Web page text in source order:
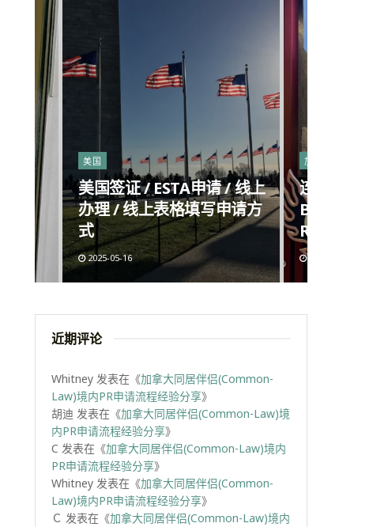
美国
美国签证 / ESTA申请 / 线上
办理 / 线上表格填写申请方
式
2025-05-16
加拿大
连锁麻辣烫
Big Way
Richmond
2025-05-09
近期评论
Whitney 发表在《加拿大同居伴侣(Common-
Law)境内PR申请流程经验分享》
胡迪 发表在《加拿大同居伴侣(Common-Law)境
内PR申请流程经验分享》
C 发表在《加拿大同居伴侣(Common-Law)境内
PR申请流程经验分享》
Whitney 发表在《加拿大同居伴侣(Common-
Law)境内PR申请流程经验分享》
Ｃ 发表在《加拿大同居伴侣(Common-Law)境内